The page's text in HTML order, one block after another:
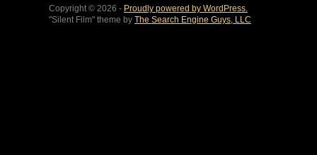
Copyright © 2026 - Proudly powered by WordPress.
"Silent Film" theme by The Search Engine Guys, LLC